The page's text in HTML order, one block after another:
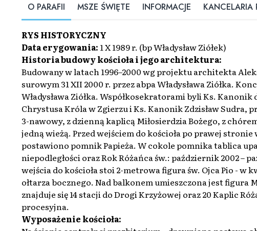
O PARAFII MSZE ŚWIĘTE INFORMACJE KANCELARIA
RYS HISTORYCZNY
Data erygowania: 1 X 1989 r. (bp Władysław Ziółek)
Historia budowy kościoła i jego architektura:
Budowany w latach 1996–2000 wg projektu architekta
surowym 31 XII 2000 r. przez abpa Władysława Ziółka.
Władysława Ziółka. Współkosekratorami byli Ks.
Chrystusa Króla w Zgierzu i Ks. Kanonik Zdzisław Sudra,
3-nawowy, z dzienną kaplicą Miłosierdzia Bożego, z
jedną wieżą. Przed wejściem do kościoła po prawej stronie
postawiono pomnik Papieża. W cokole pomnika tablica
niepodległości oraz Rok Różańca św.: październik 2002 –
wejścia do kościoła stoi 2-metrowa figura św. Ojca Pio - w
ołtarza bocznego. Nad balkonem umieszczona jest figura
znajduje się 14 stacji do Drogi Krzyżowej oraz 20 Kaplic
procesyjna.
Wyposażenie kościoła: